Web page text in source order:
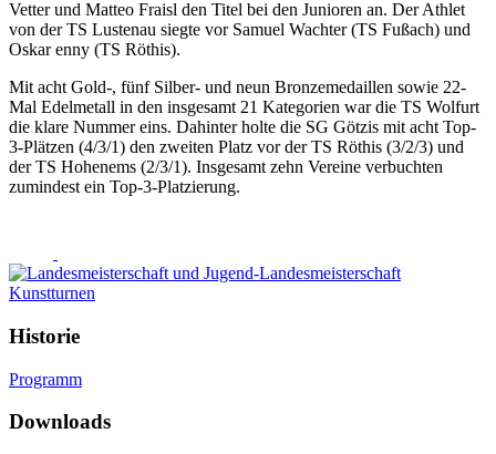
Vetter und Matteo Fraisl den Titel bei den Junioren an. Der Athlet
von der TS Lustenau siegte vor Samuel Wachter (TS Fußach) und
Oskar enny (TS Röthis).
Mit acht Gold-, fünf Silber- und neun Bronzemedaillen sowie 22-
Mal Edelmetall in den insgesamt 21 Kategorien war die TS Wolfurt
die klare Nummer eins. Dahinter holte die SG Götzis mit acht Top-
3-Plätzen (4/3/1) den zweiten Platz vor der TS Röthis (3/2/3) und
der TS Hohenems (2/3/1). Insgesamt zehn Vereine verbuchten
zumindest ein Top-3-Platzierung.
Historie
Programm
Downloads